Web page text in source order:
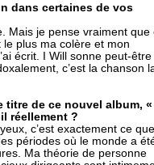
dans certaines de vos
Mais je pense vraiment que
plus ma colère et mon
écrit. I Will sonne peut-être
c’est la chanson
titre de ce nouvel album,
réellement ?
c’est exactement ce
périodes où le monde a
Ma théorie de personne